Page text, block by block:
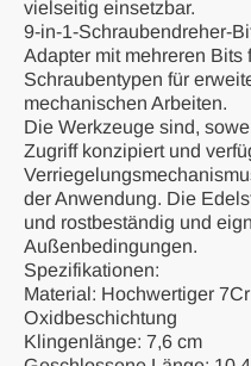
vielseitig einsetzbar.
9-in-1-Schraubendreher-
Adapter mit mehreren Bits
Schraubentypen für
mechanischen Arbeiten.
Die Werkzeuge sind,
Zugriff konzipiert und
der Anwendung. Die
und rostbeständig und
Außenbedingungen.
Spezifikationen:
Material: Hochwertiger
Oxidbeschichtung
Klingenlänge: 7,6 cm